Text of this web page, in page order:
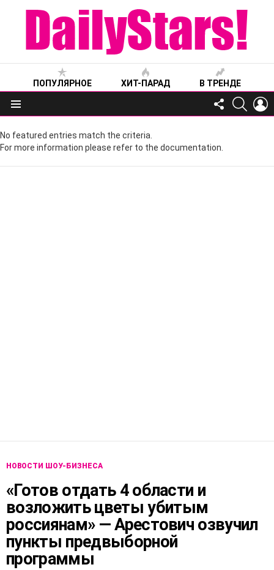
ПОПУЛЯРНОЕ ХИТ-ПАРАД В ТРЕНДЕ
Меню
FOLLOW
US
No featured entries match the criteria.
For more information please refer to the documentation.
НОВОСТИ ШОУ-БИЗНЕСА
«Готов отдать 4 области и
возложить цветы убитым
россиянам» — Арестович озвучил
пункты предвыборной
программы